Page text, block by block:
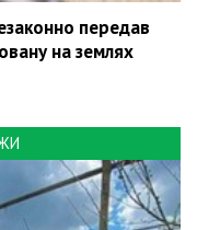
передав
на землях